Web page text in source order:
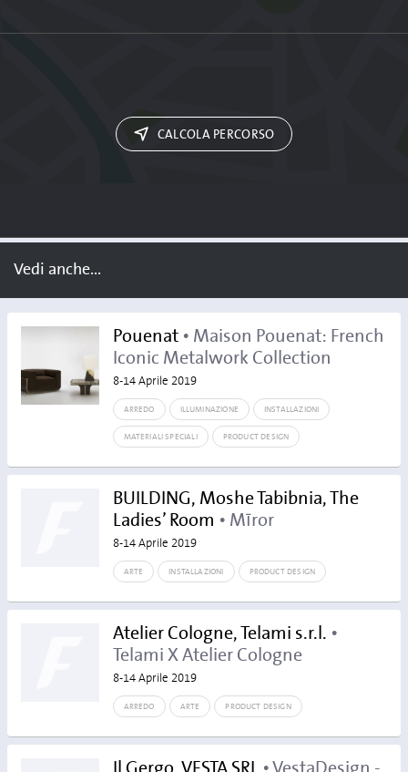
CALCOLA PERCORSO
Vedi anche...
Pouenat• Maison Pouenat: French
Iconic Metalwork Collection
8-14 Aprile 2019
ARREDO ILLUMINAZIONE INSTALLAZIONI
MATERIALI SPECIALI PRODUCT DESIGN
BUILDING, Moshe Tabibnia, The
Ladies’ Room • Mīror
8-14 Aprile 2019
ARTE INSTALLAZIONI PRODUCT DESIGN
Atelier Cologne, Telami s.r.l. •
Telami X Atelier Cologne
8-14 Aprile 2019
ARREDO ARTE PRODUCT DESIGN